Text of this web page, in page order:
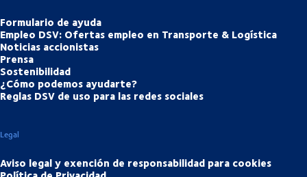
Formulario de ayuda
Empleo DSV: Ofertas empleo en Transporte & Logística
Noticias accionistas
Prensa
Sostenibilidad
¿Cómo podemos ayudarte?
Reglas DSV de uso para las redes sociales
Legal
Aviso legal y exención de responsabilidad para cookies